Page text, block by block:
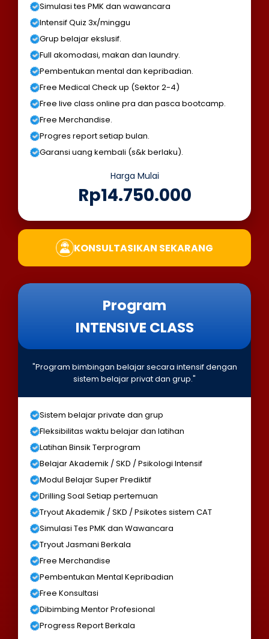
Simulasi tes PMK dan wawancara
Intensif Quiz 3x/minggu
Grup belajar ekslusif.
Full akomodasi, makan dan laundry.
Pembentukan mental dan kepribadian.
Free Medical Check up (Sektor 2-4)
Free live class online pra dan pasca bootcamp.
Free Merchandise.
Progres report setiap bulan.
Garansi uang kembali (s&k berlaku).
Harga Mulai
Rp14.750.000
KONSULTASIKAN SEKARANG
Program
INTENSIVE CLASS
"Program bimbingan belajar secara intensif dengan
sistem belajar privat dan grup."
Sistem belajar private dan grup
Fleksibilitas waktu belajar dan latihan
Latihan Binsik Terprogram
Belajar Akademik / SKD / Psikologi Intensif
Modul Belajar Super Prediktif
Drilling Soal Setiap pertemuan
Tryout Akademik / SKD / Psikotes sistem CAT
Simulasi Tes PMK dan Wawancara
Tryout Jasmani Berkala
Free Merchandise
Pembentukan Mental Kepribadian
Free Konsultasi
Dibimbing Mentor Profesional
Progress Report Berkala